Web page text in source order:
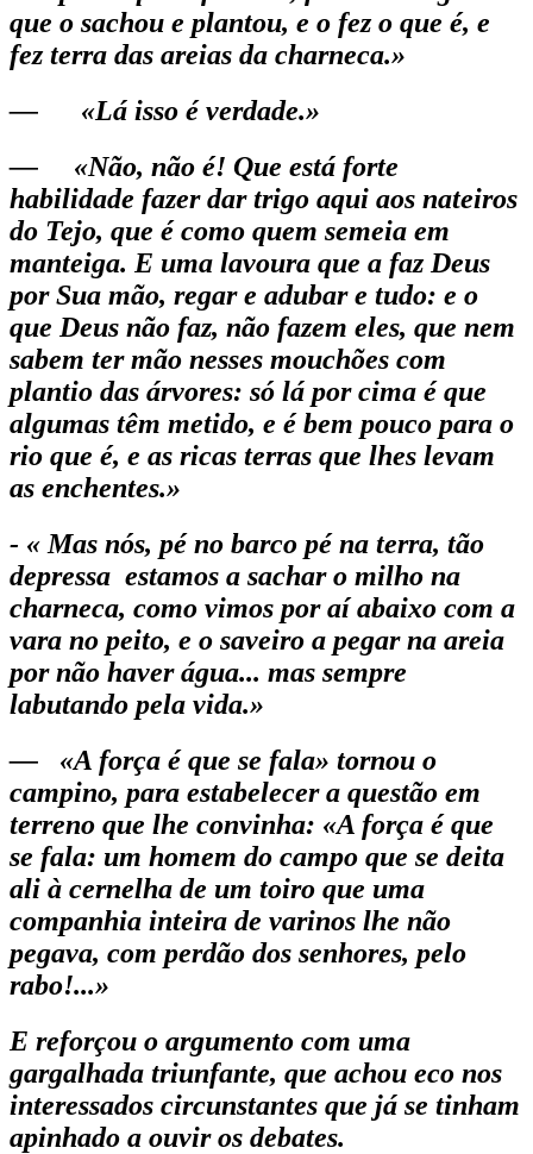
que o sachou e plan­tou, e o fez o que é, e
fez terra das areias da charneca.»
— «Lá isso é verdade.»
— «Não, não é! Que está forte
habilidade fazer dar trigo aqui aos nateiros
do Tejo, que é como quem semeia em
manteiga. E uma lavoura que a faz Deus
por Sua mão, regar e adubar e tudo: e o
que Deus não faz, não fazem eles, que nem
sabem ter mão nesses mouchões com
plantio das árvores: só lá por cima é que
algumas têm metido, e é bem pouco para o
rio que é, e as ricas terras que lhes levam
as enchentes.»
- « Mas nós, pé no barco pé na terra, tão
depressa estamos a sachar o milho na
charneca, como vimos por aí abaixo com a
vara no peito, e o saveiro a pegar na areia
por não haver água... mas sempre
labutando pela vida.»
— «A força é que se fala» tornou o
campino, para estabelecer a questão em
terreno que lhe convinha: «A força é que
se fala: um homem do campo que se deita
ali à cernelha de um toiro que uma
companhia inteira de varinos lhe não
pegava, com perdão dos senhores, pelo
rabo!...»
E reforçou o argumento com uma
gargalhada triunfante, que achou eco nos
interessados circuns­tantes que já se tinham
apinhado a ouvir os debates.